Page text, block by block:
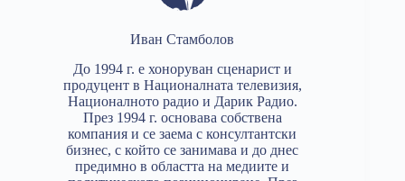
Иван Стамболов
До 1994 г. е хоноруван сценарист и
продуцент в Националната телевизия,
Националното радио и Дарик Радио.
През 1994 г. основава собствена
компания и се заема с консултантски
бизнес, с който се занимава и до днес
предимно в областта на медиите и